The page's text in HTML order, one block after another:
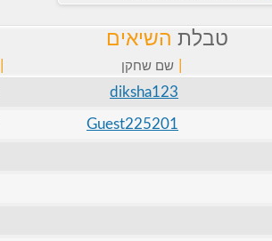
טבלת השיאים
שם שחקן
diksha123
Guest225201